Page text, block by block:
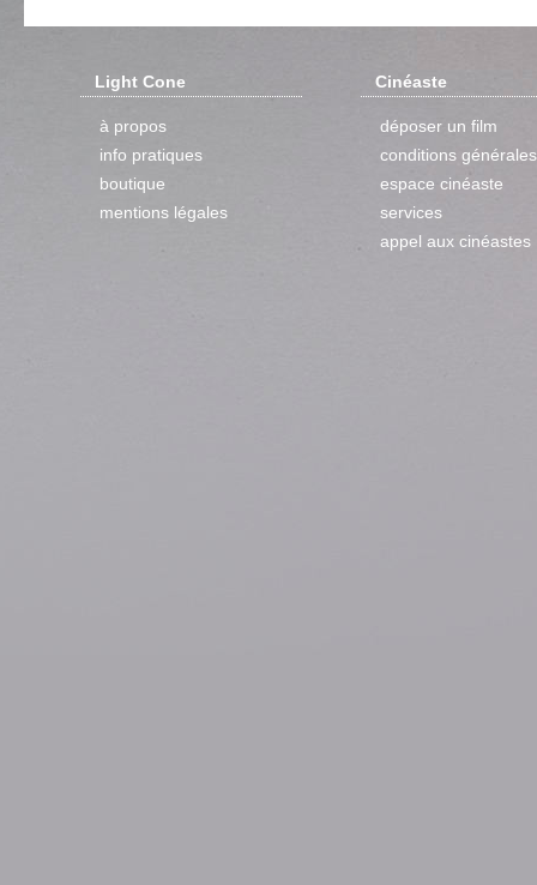
Light Cone
à propos
info pratiques
boutique
mentions légales
Cinéaste
déposer un film
conditions générales
espace cinéaste
services
appel aux cinéastes